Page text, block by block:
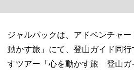
ジャルパックは、アドベンチャ
動かす旅」にて、登山ガイド同
すツアー「心を動かす旅 登山ガ